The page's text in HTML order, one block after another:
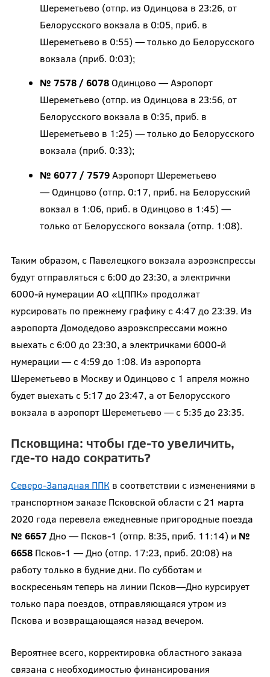
Шереметьево (отпр. из Одинцова в 23:26, от
Белорусского вокзала в 0:05, приб. в
Шереметьево в 0:55) — только до Белорусского
вокзала (приб. 0:03);
№ 7578 / 6078Одинцово — Аэропорт
Шереметьево (отпр. из Одинцова в 23:56, от
Белорусского вокзала в 0:35, приб. в
Шереметьево в 1:25) — только до Белорусского
вокзала (приб. 0:33);
№ 6077 / 7579Аэропорт Шереметьево
— Одинцово (отпр. 0:17, приб. на Белорусский
вокзал в 1:06, приб. в Одинцово в 1:45) —
только от Белорусского вокзала (отпр. 1:08).
Таким образом, с Павелецкого вокзала аэроэкспрессы
будут отправляться с 6:00 до 23:30, а электрички
6000-й нумерации АО «ЦППК» продолжат
курсировать по прежнему графику с 4:47 до 23:39. Из
аэропорта Домодедово аэроэкспрессами можно
выехать с 6:00 до 23:30, а электричками 6000-й
нумерации — с 4:59 до 1:08. Из аэропорта
Шереметьево в Москву и Одинцово с 1 апреля можно
будет выехать с 5:17 до 23:47, а от Белорусского
вокзала в аэропорт Шереметьево — с 5:35 до 23:35.
Псковщина: чтобы где-то увеличить,
где-то надо сократить?
Северо-Западная ППК в соответствии с изменениями в
транспортном заказе Псковской области с 21 марта
2020 года перевела ежедневные пригородные поезда
№ 6657 Дно — Псков-1 (отпр. 8:35, приб. 11:14) и №
6658Псков-1 — Дно (отпр. 17:23, приб. 20:08) на
работу только в будние дни. По субботам и
воскресеньям теперь на линии Псков—Дно курсирует
только пара поездов, отправляющаяся утром из
Пскова и возвращающаяся назад вечером.
Вероятнее всего, корректировка областного заказа
связана с необходимостью финансирования